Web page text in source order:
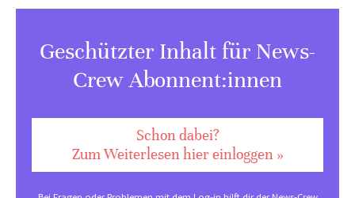
Geschützter Inhalt für News-
Crew Abonnent:innen
Schon dabei?
Zum Weiterlesen hier einloggen »